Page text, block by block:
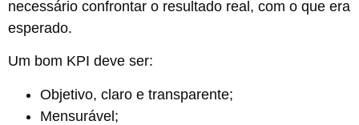
necessário confrontar o resultado real, com o que era
esperado.
Um bom KPI deve ser:
Objetivo, claro e transparente;
Mensurável;